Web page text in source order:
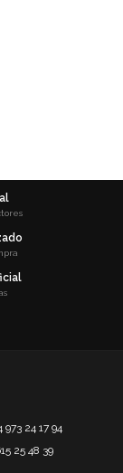
973 24 17 94
25 48 39